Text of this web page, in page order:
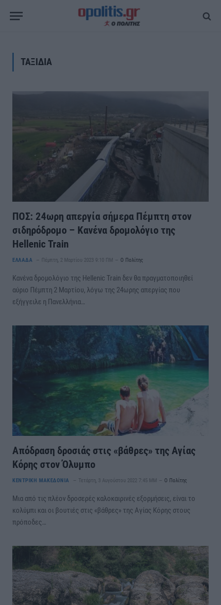
ΤΑΞΙΔΙΑ
ΠΟΣ: 24ωρη απεργία σήμερα Πέμπτη στον
σιδηρόδρομο – Κανένα δρομολόγιο της
Hellenic Train
ΕΛΛΑΔΑ Πέμπτη, 2 Μαρτίου 2023 9:10 ΠΜ Ο Πολίτης
Κανένα δρομολόγιο της Hellenic Train δεν θα πραγματοποιηθεί
αύριο Πέμπτη 2 Μαρτίου, λόγω της 24ωρης απεργίας που
εξήγγειλε η Πανελλήνια…
Απόδραση δροσιάς στις «βάθρες» της Αγίας
Κόρης στον Όλυμπο
ΚΕΝΤΡΙΚΗ ΜΑΚΕΔΟΝΙΑ Τετάρτη, 3 Αυγούστου 2022 7:45 ΜΜ Ο Πολίτης
Μια από τις πλέον δροσερές καλοκαιρινές εξορμήσεις, είναι το
κολύμπι και οι βουτιές στις «βάθρες» της Αγίας Κόρης στους
πρόποδες…